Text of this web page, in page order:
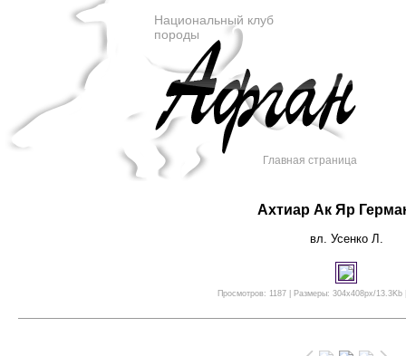
Национальный клуб
породы
Главная страница
Ахтиар Ак Яр
вл. Усенко Л.
Просмотров: 1187 | Размеры: 304x408px/13.3Kb